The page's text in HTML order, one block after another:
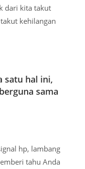
dari kita takut
kehilangan
satu hal ini,
sama
hp, lambang
tahu Anda